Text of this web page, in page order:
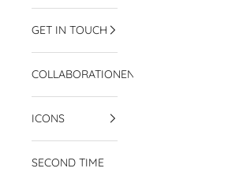
GET IN TOUCH
COLLABORATIONEN
ICONS
SECOND TIME